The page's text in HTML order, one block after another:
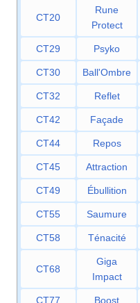
CT20
Rune
Protect
CT29 Psyko
CT30 Ball'Ombre
CT32 Reflet
CT42 Façade
CT44 Repos
CT45 Attraction
CT49 Ébullition
CT55 Saumure
CT58 Ténacité
CT68
Giga
Impact
CT77 Boost